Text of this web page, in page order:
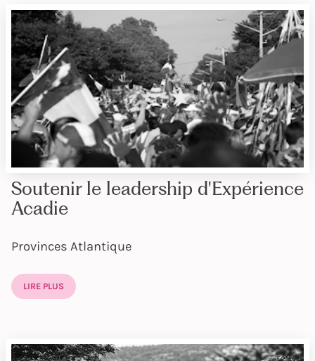
Soutenir le leadership d'Expérience
Acadie
Provinces Atlantique
LIRE PLUS